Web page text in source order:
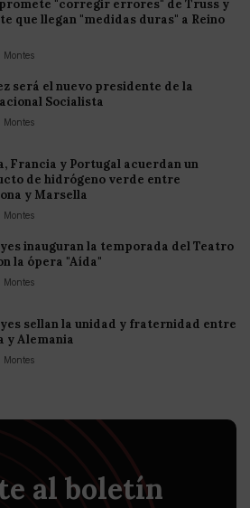
promete "corregir errores" de Truss y
que llegan "medidas duras" a Reino
Montes
será el nuevo presidente de la
Socialista
Montes
Francia y Portugal acuerdan un
de hidrógeno verde entre
y Marsella
Montes
inauguran la temporada del Teatro
la ópera "Aída"
Montes
sellan la unidad y fraternidad entre
y Alemania
Montes
al boletín